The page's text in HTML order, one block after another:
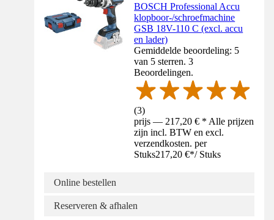
BOSCH Professional Accu
klopboor-/schroefmachine
GSB 18V-110 C (excl. accu
en lader)
Gemiddelde beoordeling: 5
van 5 sterren. 3
Beoordelingen.
(3)
prijs — 217,20 € * Alle prijzen
zijn incl. BTW en excl.
verzendkosten. per
Stuks217,20 €*/ Stuks
Online bestellen
Reserveren & afhalen